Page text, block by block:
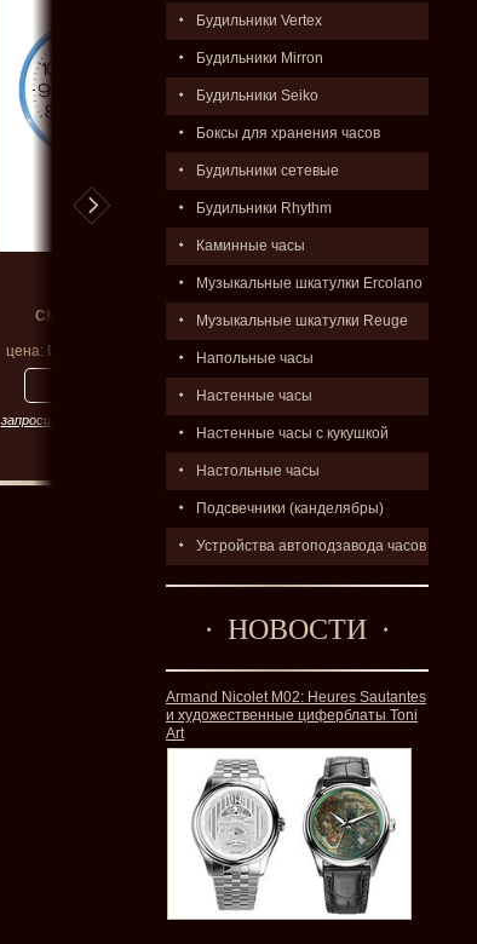
Будильники Vertex
Будильники Mirron
Будильники Seiko
Боксы для хранения часов
Будильники сетевые
Будильники Rhythm
Каминные часы
Музыкальные шкатулки Ercolano
Музыкальные шкатулки Reuge
Напольные часы
Настенные часы
Настенные часы с кукушкой
Настольные часы
Подсвечники (канделябры)
Устройства автоподзавода часов
НОВОСТИ
Armand Nicolet M02: Heures Sautantes
и художественные циферблаты Toni
Art
CMG 734NR04
цена: Цена по запросу
запросить цену со скидкой
Rhythm
CMG 430NR19
запросить цену со скидкой